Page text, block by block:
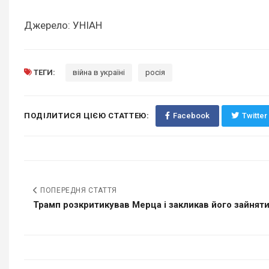
Джерело: УНІАН
ТЕГИ: війна в україні росія
ПОДІЛИТИСЯ ЦІЄЮ СТАТТЕЮ: Facebook Twitter
ПОПЕРЕДНЯ СТАТТЯ
Трамп розкритикував Мерца і закликав його